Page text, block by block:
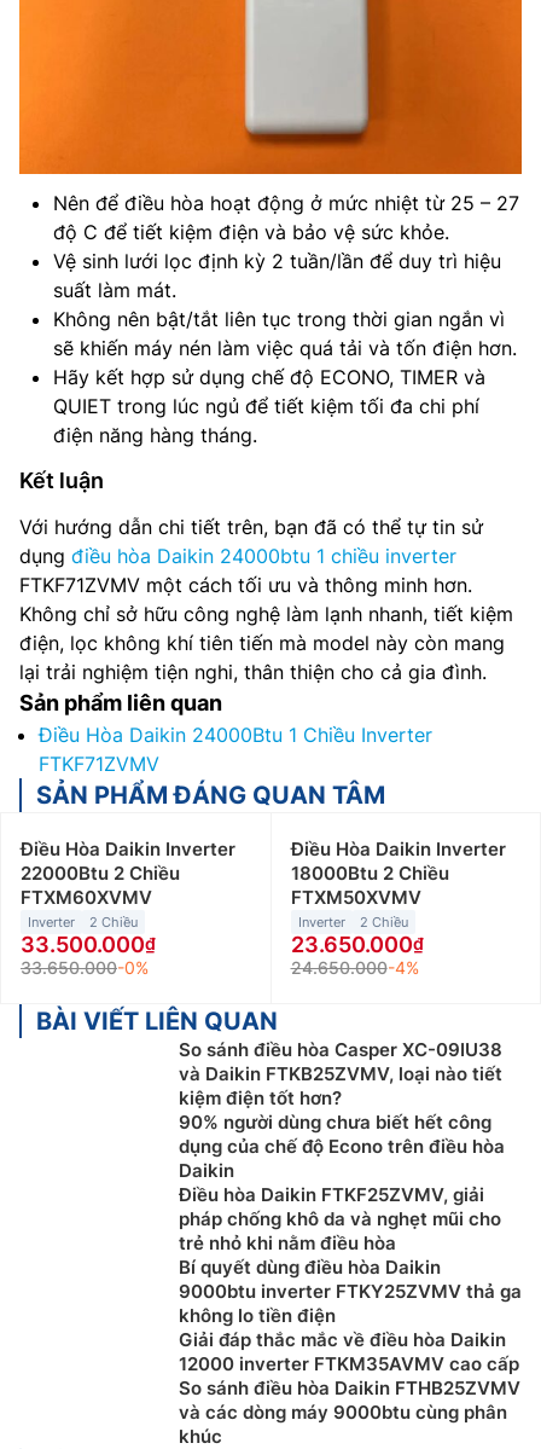
Nên để điều hòa hoạt động ở mức nhiệt từ 25 – 27
độ C để tiết kiệm điện và bảo vệ sức khỏe.
Vệ sinh lưới lọc định kỳ 2 tuần/lần để duy trì hiệu
suất làm mát.
Không nên bật/tắt liên tục trong thời gian ngắn vì
sẽ khiến máy nén làm việc quá tải và tốn điện hơn.
Hãy kết hợp sử dụng chế độ ECONO, TIMER và
QUIET trong lúc ngủ để tiết kiệm tối đa chi phí
điện năng hàng tháng.
Kết luận
Với hướng dẫn chi tiết trên, bạn đã có thể tự tin sử
dụng điều hòa Daikin 24000btu 1 chiều inverter
FTKF71ZVMV một cách tối ưu và thông minh hơn.
Không chỉ sở hữu công nghệ làm lạnh nhanh, tiết kiệm
điện, lọc không khí tiên tiến mà model này còn mang
lại trải nghiệm tiện nghi, thân thiện cho cả gia đình.
Sản phẩm liên quan
Điều Hòa Daikin 24000Btu 1 Chiều Inverter
FTKF71ZVMV
SẢN PHẨM ĐÁNG QUAN TÂM
Điều Hòa Daikin Inverter
22000Btu 2 Chiều
FTXM60XVMV
Inverter 2 Chiều
33.500.000
33.650.000-0%
Điều Hòa Daikin Inverter
18000Btu 2 Chiều
FTXM50XVMV
Inverter 2 Chiều
23.650.000
24.650.000-4%
BÀI VIẾT LIÊN QUAN
So sánh điều hòa Casper XC-09IU38
và Daikin FTKB25ZVMV, loại nào tiết
kiệm điện tốt hơn?
90% người dùng chưa biết hết công
dụng của chế độ Econo trên điều hòa
Daikin
Điều hòa Daikin FTKF25ZVMV, giải
pháp chống khô da và nghẹt mũi cho
trẻ nhỏ khi nằm điều hòa
Bí quyết dùng điều hòa Daikin
9000btu inverter FTKY25ZVMV thả ga
không lo tiền điện
Giải đáp thắc mắc về điều hòa Daikin
12000 inverter FTKM35AVMV cao cấp
So sánh điều hòa Daikin FTHB25ZVMV
và các dòng máy 9000btu cùng phân
khúc